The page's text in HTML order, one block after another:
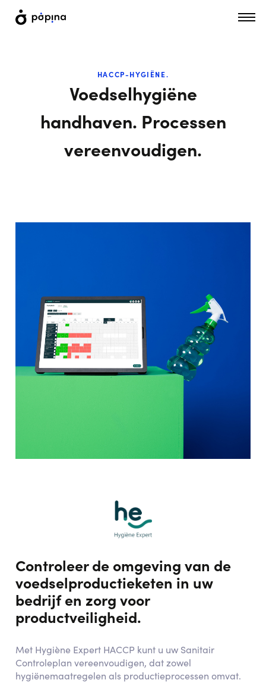
HACCP-HYGIËNE.
Voedselhygiëne
handhaven. Processen
vereenvoudigen.
Controleer de omgeving van de
voedselproductieketen in uw
bedrijf en zorg voor
productveiligheid.
Met Hygiène Expert HACCP kunt u uw Sanitair
Controleplan vereenvoudigen, dat zowel
hygiënemaatregelen als productieprocessen omvat.